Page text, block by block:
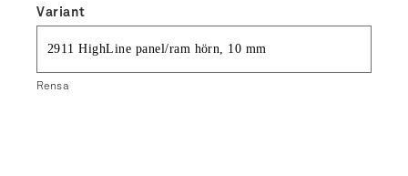
Variant
Rensa